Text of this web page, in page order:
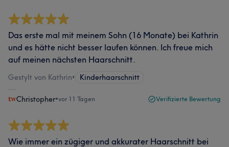
Das erste mal mit meinem Sohn (16 Monate) bei Kathrin
und es hätte nicht besser laufen können. Ich freue mich
auf meinen nächsten Haarschnitt.
Gestylt von Kathrin• Kinderhaarschnitt
Christopher•vor 11 Tagen Verifizierte Bewertung
Wie immer ein zügiger und akkurater Haarschnitt bei